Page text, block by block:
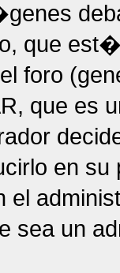
que
foro
que
en
sea un